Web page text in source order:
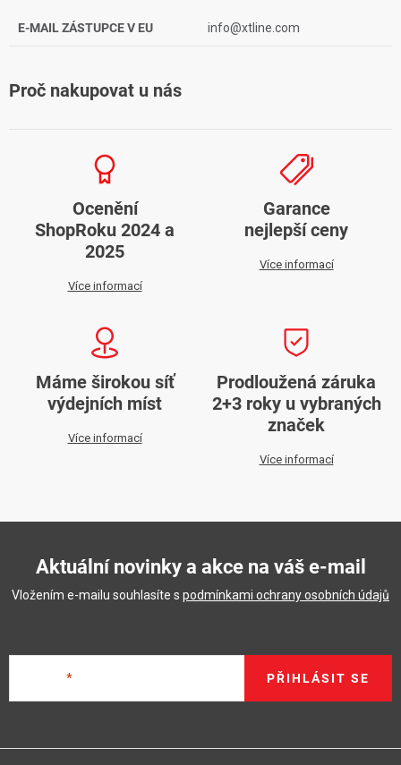
E-MAIL ZÁSTUPCE V EU info@xtline.com
Proč nakupovat u nás
Ocenění
ShopRoku 2024 a
2025
Více informací
Garance
nejlepší ceny
Více informací
Máme širokou síť
výdejních míst
Více informací
Prodloužená záruka
2+3 roky u vybraných
značek
Více informací
Aktuální novinky a akce na váš e-mail
Vložením e-mailu souhlasíte s podmínkami ochrany osobních údajů
PŘIHLÁSIT SE
á